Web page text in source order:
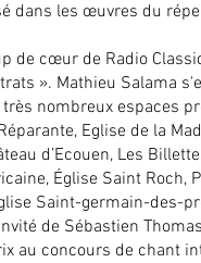
dans les œuvres du
de cœur de Radio
». Mathieu Salama
nombreux espaces
Eglise de la
d’Ecouen, Les
Église Saint Roch,
Saint-germain-des-
de Sébastien
au concours de chant